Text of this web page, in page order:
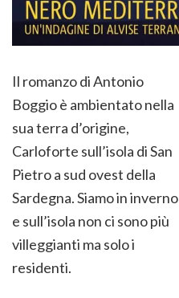
Il romanzo di Antonio
Boggio è ambientato nella
sua terra d’origine,
Carloforte sull’isola di San
Pietro a sud ovest della
Sardegna. Siamo in inverno
e sull’isola non ci sono più
villeggianti ma solo i
residenti.